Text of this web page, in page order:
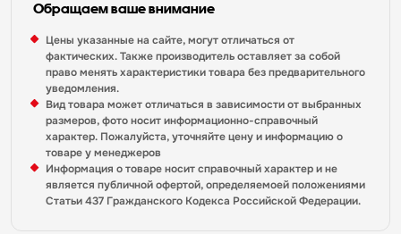
Обращаем ваше внимание
Цены указанные на сайте, могут отличаться от
фактических. Также производитель оставляет за собой
право менять характеристики товара без предварительного
уведомления.
Вид товара может отличаться в зависимости от выбранных
размеров, фото носит информационно-справочный
характер. Пожалуйста, уточняйте цену и информацию о
товаре у менеджеров
Информация о товаре носит справочный характер и не
является публичной офертой, определяемоей положениями
Статьи 437 Гражданского Кодекса Российской Федерации.